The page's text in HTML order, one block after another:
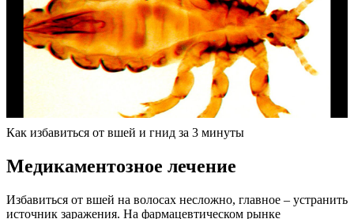
Как избавиться от вшей и гнид за 3 минуты
Медикаментозное лечение
Избавиться от вшей на волосах несложно, главное – устранить
источник заражения. На фармацевтическом рынке